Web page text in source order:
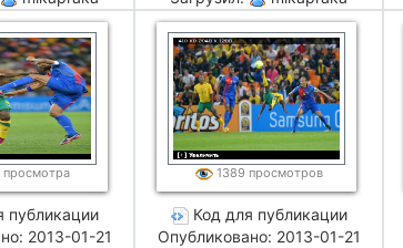
просмотра
публикации
2013-01-21
1389 просмотров
Код для публикации
Опубликовано: 2013-01-21